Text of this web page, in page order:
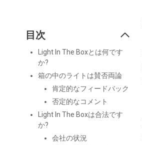
目次
Light In The Boxとは何です
か?
箱の中のライトは賛否両論
肯定的なフィードバック
否定的なコメント
Light In The Boxは合法です
か?
会社の状況